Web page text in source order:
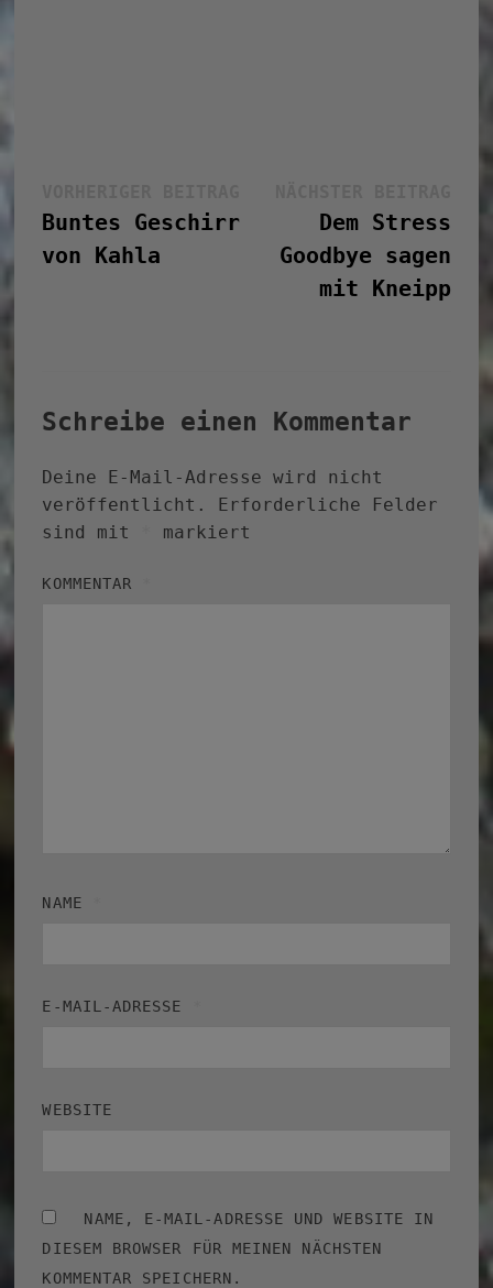
Beitrag:
Buntes Geschirr
von Kahla
Dem Stress
Goodbye sagen
mit Kneipp
Schreibe einen Kommentar
Deine E-Mail-Adresse wird nicht
veröffentlicht.
Erforderliche Felder
sind mit
markiert
KOMMENTAR
NAME
E-MAIL-ADRESSE
WEBSITE
NAME, E-MAIL-ADRESSE UND WEBSITE IN
DIESEM BROWSER FÜR MEINEN NÄCHSTEN
KOMMENTAR SPEICHERN.